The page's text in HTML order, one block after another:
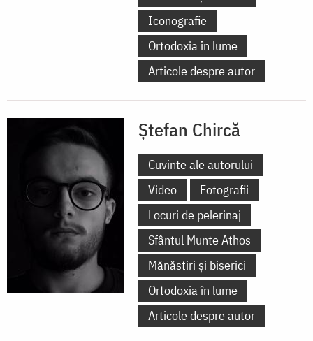
Iconografie
Ortodoxia în lume
Articole despre autor
Ștefan Chircă
Cuvinte ale autorului
Video
Fotografii
Locuri de pelerinaj
Sfântul Munte Athos
Mănăstiri și biserici
Ortodoxia în lume
Articole despre autor